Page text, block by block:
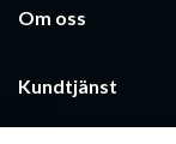
Om oss
Kundtjänst